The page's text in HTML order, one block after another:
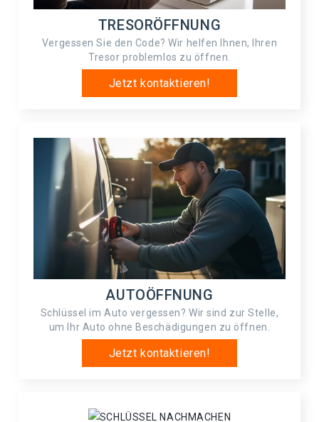
TRESORÖFFNUNG
Vergessen Sie den Code? Wir helfen Ihnen, Ihren
Tresor problemlos zu öffnen.
Jetzt kontaktieren!
AUTOÖFFNUNG
Schlüssel im Auto vergessen? Wir sind zur Stelle,
um Ihr Auto ohne Beschädigungen zu öffnen.
Jetzt kontaktieren!